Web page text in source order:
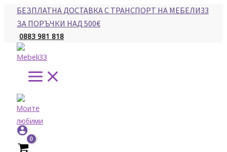
content
БЕЗПЛАТНА ДОСТАВКА С ТРАНСПОРТ НА МЕБЕЛИ33
ЗА ПОРЪЧКИ НАД 500€
0883 981 818
Menu